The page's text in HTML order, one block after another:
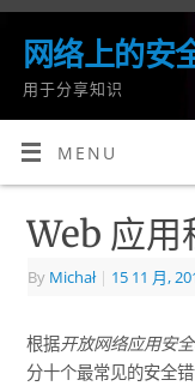
网络上的安
用于分享知识
MENU
Web 应用
By Michał | 15 11 月,
根据开放网络应用安
分十个最常见的安全